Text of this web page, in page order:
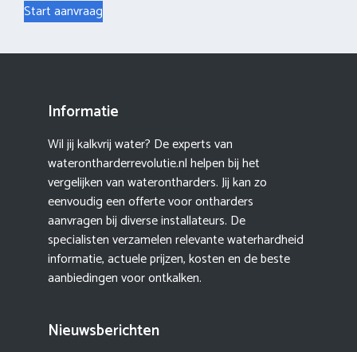
Start aanvraag
Informatie
Wil jij kalkvrij water? De experts van
waterontharderrevolutie.nl helpen bij het
vergelijken van waterontharders. Jij kan zo
eenvoudig een offerte voor ontharders
aanvragen bij diverse installateurs. De
specialisten verzamelen relevante waterhardheid
informatie, actuele prijzen, kosten en de beste
aanbiedingen voor ontkalken.
Nieuwsberichten